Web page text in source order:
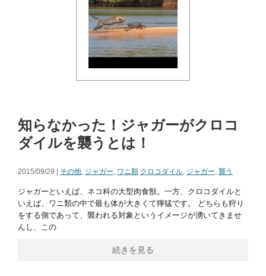
知らなかった！ジャガーがクロコ
ダイルを襲うとは！
2015/09/29 | その他, ジャガー, ワニ類 クロコダイル, ジャガー, 襲う
ジャガーといえば、ネコ科の大型肉食獣。一方、クロコダイルと
いえば、ワニ類の中で最も体が大きくて獰猛です。 どちらも狩り
をする側であって、襲われる対象というイメージが湧いてきませ
んし、この
続きを見る